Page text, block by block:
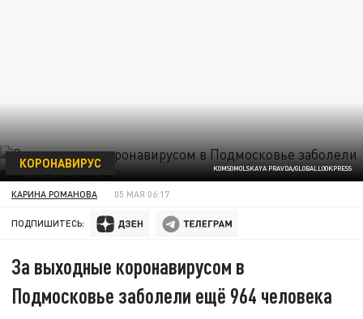
KOMSOMOLSKAYA PRAVDA/GLOBALLOOKPRESS
КОРОНАВИРУС
КАРИНА РОМАНОВА 05 МАЯ 06:17
ПОДПИШИТЕСЬ:
За выходные коронавирусом в
Подмосковье заболели ещё 964 человека